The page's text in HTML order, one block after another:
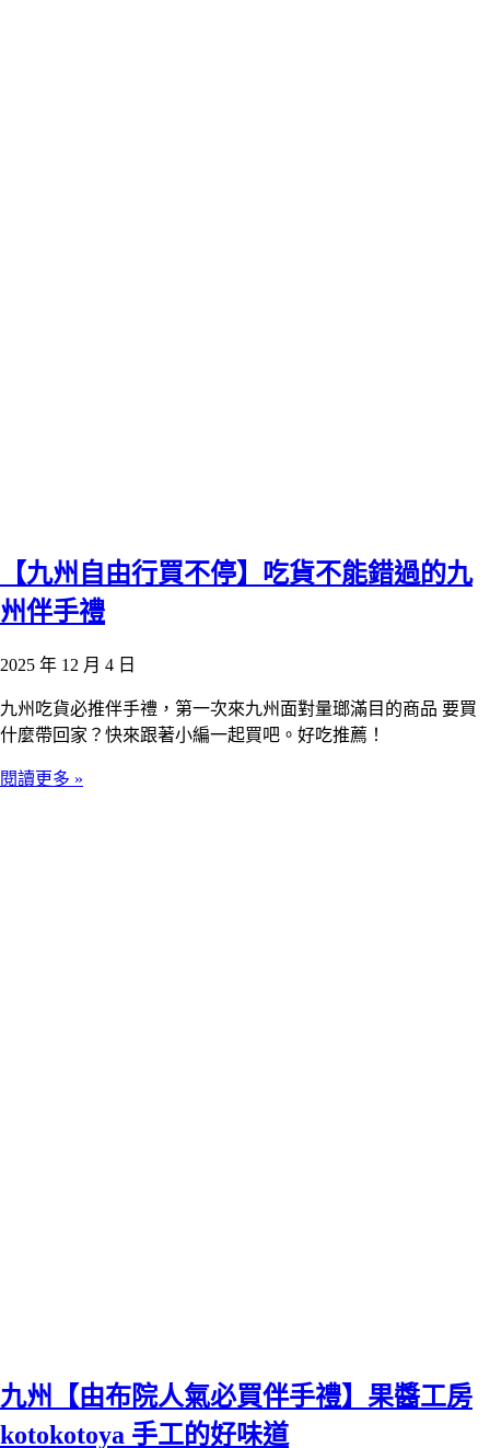
【九州自由行買不停】吃貨不能錯過的九
州伴手禮
2025 年 12 月 4 日
九州吃貨必推伴手禮，第一次來九州面對量瑯滿目的商品 要買
什麼帶回家？快來跟著小編一起買吧。好吃推薦！
閱讀更多 »
九州【由布院人氣必買伴手禮】果醬工房
kotokotoya 手工的好味道